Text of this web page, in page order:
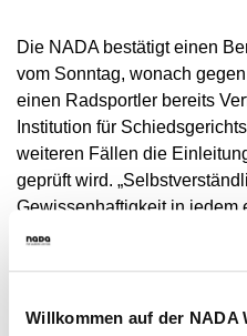
Willkommen auf der NADA
DOWNLOADS
WISSENSCHAFTLICHE
WISSENSCENTER
FAQ
Die NADA bestätigt einen
vom Sonntag, wonach
einen Radsportler bereits
Institution für
weiteren Fällen die
geprüft wird.
Gewissenhaftigkeit in
Anwendung verbotener
dabei um Olympiasieger